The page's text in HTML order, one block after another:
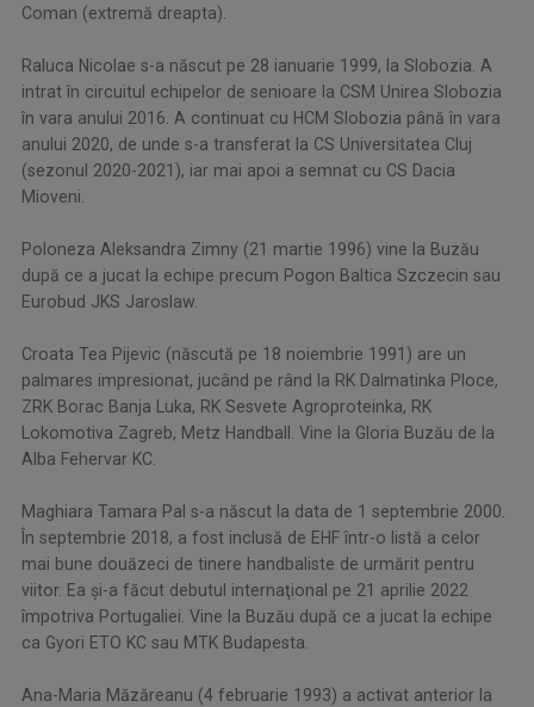
Coman (extremă dreapta).
Raluca Nicolae s-a născut pe 28 ianuarie 1999, la Slobozia. A
intrat în circuitul echipelor de senioare la CSM Unirea Slobozia
în vara anului 2016. A continuat cu HCM Slobozia până în vara
anului 2020, de unde s-a transferat la CS Universitatea Cluj
(sezonul 2020-2021), iar mai apoi a semnat cu CS Dacia
Mioveni.
Poloneza Aleksandra Zimny (21 martie 1996) vine la Buzău
după ce a jucat la echipe precum Pogon Baltica Szczecin sau
Eurobud JKS Jaroslaw.
Croata Tea Pijevic (născută pe 18 noiembrie 1991) are un
palmares impresionat, jucând pe rând la RK Dalmatinka Ploce,
ZRK Borac Banja Luka, RK Sesvete Agroproteinka, RK
Lokomotiva Zagreb, Metz Handball. Vine la Gloria Buzău de la
Alba Fehervar KC.
Maghiara Tamara Pal s-a născut la data de 1 septembrie 2000.
În septembrie 2018, a fost inclusă de EHF într-o listă a celor
mai bune douăzeci de tinere handbaliste de urmărit pentru
viitor. Ea şi-a făcut debutul internaţional pe 21 aprilie 2022
împotriva Portugaliei. Vine la Buzău după ce a jucat la echipe
ca Gyori ETO KC sau MTK Budapesta.
Ana-Maria Măzăreanu (4 februarie 1993) a activat anterior la